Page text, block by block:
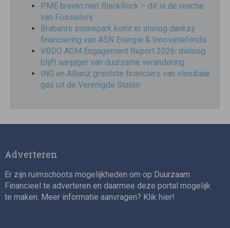
PME breekt met BlackRock – dit is de reactie
van Fossielvrij
Brabants zonnepark komt er alsnog dankzij
financiering van ASN Energie & Innovatiefonds
VBDO AGM Engagement Report 2026: dialoog
blijft aanjager van duurzame verandering
ING en Allianz grootste financiers van vloeibaar
gas uit de Verenigde Staten
Adverteren
Er zijn ruimschoots mogelijkheden om op Duurzaam
Financieel te adverteren en daarmee deze portal mogelijk
te maken. Meer informatie aanvragen? Klik hier!